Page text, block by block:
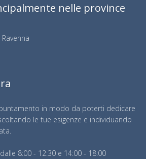
nelle province
in modo da poterti dedicare
le tue esigenze e individuando
8:00 - 12:30 e 14:00 - 18:00